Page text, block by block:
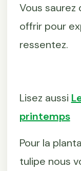
Vous saurez
offrir pour
ressentez.
Lisez aussi
printemps
Pour la
tulipe nous